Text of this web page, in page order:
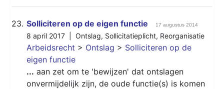
23. Solliciteren op de eigen functie 17 augustus 2014
8 april 2017 | Ontslag, Sollicitatieplicht, Reorganisatie
Arbeidsrecht > Ontslag > Solliciteren op de
eigen functie
... aan zet om te 'bewijzen' dat ontslagen
onvermijdelijk zijn, de oude functie(s) is komen